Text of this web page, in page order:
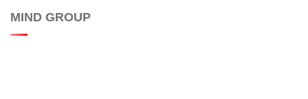
MIND GROUP